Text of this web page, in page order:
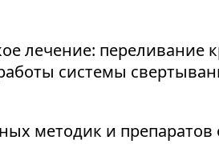
лечение:
системы
методик и